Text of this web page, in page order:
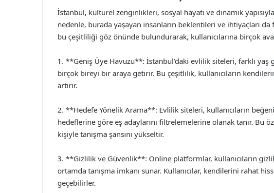
İstanbul, kültürel zenginlikleri, sosyal hayatı ve dinamik
nedenle, burada yaşayan insanların beklentileri ve ihtiyaçları
bu çeşitliliği göz önünde bulundurarak, kullanıcılarına birçok
1. **Geniş Üye Havuzu**: İstanbul’daki evlilik siteleri, farklı yaş
birçok bireyi bir araya getirir. Bu çeşitlilik, kullanıcıların
artırır.
2. **Hedefe Yönelik Arama**: Evlilik siteleri, kullanıcıların
hedeflerine göre eş adaylarını filtrelemelerine olanak tanır. Bu
kişiyle tanışma şansını yükseltir.
3. **Gizlilik ve Güvenlik**: Online platformlar, kullanıcıların
ortamda tanışma imkanı sunar. Kullanıcılar, kendilerini rahat
geçebilirler.